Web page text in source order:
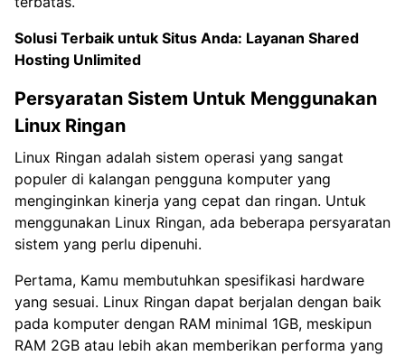
Solusi Terbaik untuk Situs Anda: Layanan Shared
Hosting Unlimited
Persyaratan Sistem Untuk Menggunakan
Linux Ringan
Linux Ringan adalah sistem operasi yang sangat
populer di kalangan pengguna komputer yang
menginginkan kinerja yang cepat dan ringan. Untuk
menggunakan Linux Ringan, ada beberapa persyaratan
sistem yang perlu dipenuhi.
Pertama, Kamu membutuhkan spesifikasi hardware
yang sesuai. Linux Ringan dapat berjalan dengan baik
pada komputer dengan RAM minimal 1GB, meskipun
RAM 2GB atau lebih akan memberikan performa yang